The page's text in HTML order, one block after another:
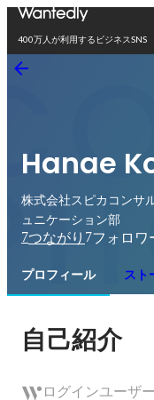
400万人が利用するビジネスSNS
Hanae
株式会社スピカコンサ
ュニケーション部
7つながり 7フォロワ
プロフィール スト
自己紹介
ログインユーザ